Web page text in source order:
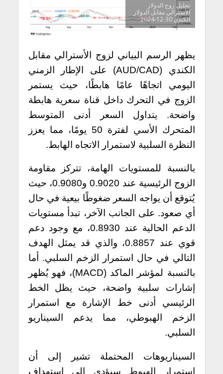
تحليل زوج الدولار
الأسترالي مقابل الدولار
الكندي 30-12-2024
يظهر الرسم البياني لزوج الأسترالي مقابل
الكندي (AUD/CAD) على الإطار الزمني
اليومي اتجاهًا عامًا هابطًا، حيث يستمر
الزوج في التحرك داخل قناة سعرية هابطة
واضحة. يتداول السعر أدنى المتوسط
المتحرك الأسي لفترة 50 يومًا، مما يعزز
النظرة السلبية لاستمرار الاتجاه الهابط.
بالنسبة للمستويات الهامة، تتركز مقاومة
الزوج الرئيسية عند 0.9020 و0.9080، حيث
يُتوقع أن يواجه السعر ضغوطًا بيعية في حال
أي صعود. على الجانب الآخر، تبدأ مستويات
الدعم الحالية عند 0.8930، مع وجود دعم
قوي عند 0.8857، والذي قد يمثل الهدف
التالي في حال استمرار الزخم السلبي.
أما
بالنسبة لمؤشر الماكد (MACD)، فهو يُظهر
إشارات سلبية واضحة، حيث يظل الخط
الرئيسي أدنى خط الإشارة مع استمرار
الزخم الهبوطي، مما يدعم السيناريو
السلبي.
السيناريوهات المحتملة تشير إلى أن
استمرار الهبوط سيؤدي إلى استهداف